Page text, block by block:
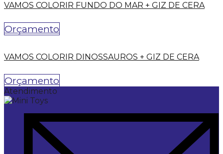
VAMOS COLORIR FUNDO DO MAR + GIZ DE CERA
Orçamento
VAMOS COLORIR DINOSSAUROS + GIZ DE CERA
Orçamento
Atendimento